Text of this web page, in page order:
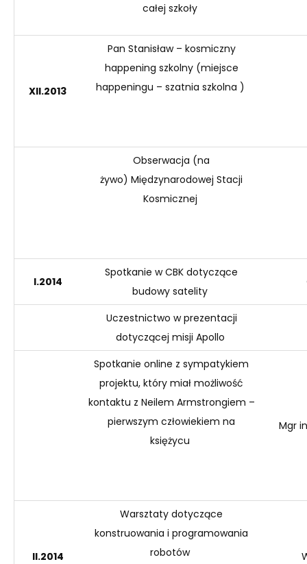
całej szkoły
XII.2013
Pan Stanisław – kosmiczny
happening szkolny (miejsce
happeningu – szatnia szkolna )
Obserwacja (na
żywo) Międzynarodowej Stacji
Kosmicznej
I.2014
Spotkanie w CBK dotyczące
budowy satelity
Uczestnictwo w prezentacji
dotyczącej misji Apollo
Spotkanie online z sympatykiem
projektu, który miał możliwość
kontaktu z Neilem Armstrongiem –
pierwszym człowiekiem na
księżycu
Mgr
II.2014
Warsztaty dotyczące
konstruowania i programowania
robotów